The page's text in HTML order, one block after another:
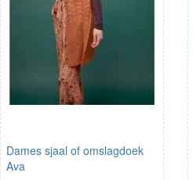
Dames sjaal of omslagdoek
Ava